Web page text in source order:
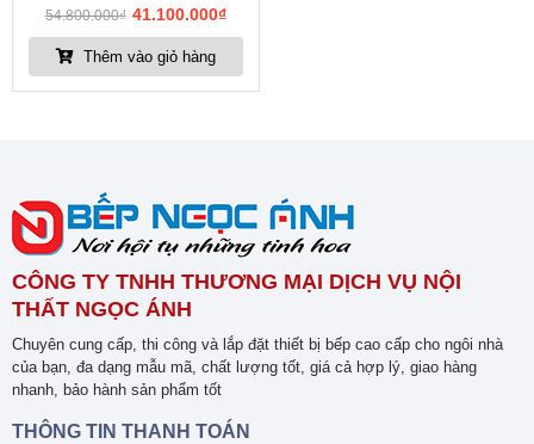
54.800.000₫ 41.100.000₫
Thêm vào giỏ hàng
CÔNG TY TNHH THƯƠNG MẠI DỊCH VỤ NỘI
THẤT NGỌC ÁNH
Chuyên cung cấp, thi công và lắp đặt thiết bị bếp cao cấp cho ngôi nhà
của bạn, đa dạng mẫu mã, chất lượng tốt, giá cả hợp lý, giao hàng
nhanh, bảo hành sản phẩm tốt
THÔNG TIN THANH TOÁN